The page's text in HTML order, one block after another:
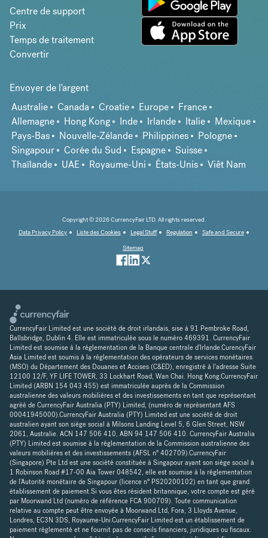
Centre de support
Prix
Temps de traitement
Convertir
Envoyer de l'argent
Australie
Canada Croatie Europe
France
Allemagne
Hong Kong Inde Irlande Italie
Mexique
Pays-Bas
Nouvelle-Zélande Philippines
Pologne
Singapour
Corée du Sud Espagne
Suisse
Thaïlande
UAE Royaume-Uni États-Unis Viêt Nam
Copyright © 2026 CurrencyFair LTD. All rights reserved.
Data Privacy Policy
Liste des Cookies Legal Stuff Regulation
Safe and Secure
Sitemap
CurrencyFair Limited est une société de droit irlandais, sise à 91 Pembroke Road,
Ballsbridge, Dublin 4. Elle est immatriculée sous le numéro 469391. CurrencyFair
Limited est soumise à la réglementation de la Banque centrale d'Irlande.CurencyFair
Asia Limited est soumis à la réglementation des opérateurs de services monétaires
(MSO) du Département des Douanes et Accises (C&ED), enregistré à l'adresse Suite
12100 12/F, YF LIFE TOWER, 33 Lockhart Road, Wan Chai. Hong Kong.CurrencyFair
Limited (ARBN 154 043 455) est immatriculée auprès de la Commission
australienne des valeurs mobilières et des investissements en tant que représentant
agréé de CurrencyFair Australia (PTY) Limited, (numéro de représentant AFS
00041945000).CurrencyFair Australia (PTY) Limited est une société de droit
australien ayant son siège social à Milsons Landing Level 5, 6 Glen Street, NSW
2061, Australie. ACN 147 506 410, ABN 94 147 506 410. CurrencyFair Australia
(PTY) Limited est soumise à la réglementation de la Commission australienne des
valeurs mobilières et des investissements (AFSL n° 402709).CurrencyFair
(Singapore) Pte Ltd est une société constituée à Singapour ayant son siège social à
1 Robinson Road #17-00 Aia Tower 048542, elle est soumise à la réglementation
de l'Autorité monétaire de Singapour (licence n° PS20200102) en tant que grand
établissement de paiement.Si vous êtes résident britannique, votre compte est géré
par Moorwand Ltd (numéro de référence FCA 900709). Toute communication
relative au compte peut être envoyée à Moorwand Ltd, Fora, 3 Lloyds Avenue,
Londres, EC3N 3DS, Royaume-Uni.CurrencyFair Limited est un établissement de
paiement réglementé et ne fournit pas de conseils financiers, juridiques ou fiscaux.